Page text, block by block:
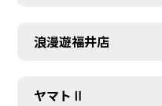
浪漫遊福井店
ヤマトⅡ